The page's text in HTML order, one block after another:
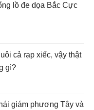
lồ đe dọa Bắc Cực
cả rạp xiếc, vậy thật
gì?
giám phương Tây và